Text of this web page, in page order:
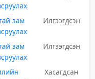
зам
Илгээгдсэн
зам
Илгээгдсэн
Хасагдсан